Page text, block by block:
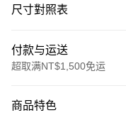
尺寸對照表
付款与运送
超取满NT$1,500免运
信用卡一次付款
商品特色